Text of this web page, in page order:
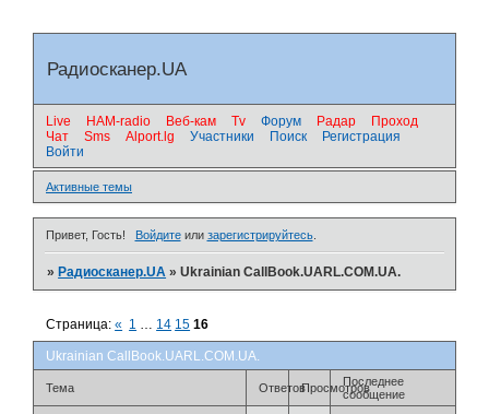
Радиосканер.UA
Live HAM-radio Веб-кам Tv Форум Радар
Проход
Чат
Sms Alport.lg Участники Поиск
Регистрация
Войти
Активные темы
Привет, Гость! Войдитеили зарегистрируйтесь.
»Радиосканер.UA »Ukrainian CallBook.UARL.COM.UA.
Ukrainian CallBook.UARL.COM.UA.
Страница:« 1 … 14 15 16
Тема ОтветовПросмотровПоследнее
сообщение